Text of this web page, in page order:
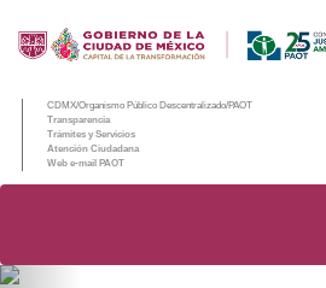
CDMX/Organismo Público Descentralizado/PAOT
Transparencia
Trámites y Servicios
Atención Ciudadana
Web e-mail PAOT